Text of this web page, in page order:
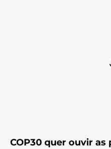
COP30 quer ouvir